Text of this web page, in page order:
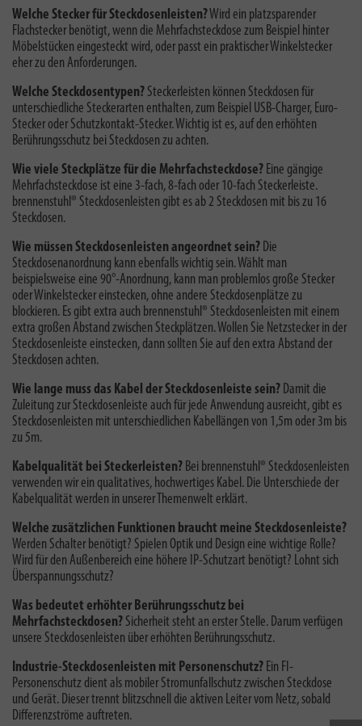
Welche Stecker für Steckdosenleisten?Wird ein platzsparender
Flachstecker benötigt, wenn die Mehrfachsteckdose zum Beispiel hinter
Möbelstücken eingesteckt wird, oder passt ein praktischer Winkelstecker
eher zu den Anforderungen.
Welche Steckdosentypen? Steckerleisten können Steckdosen für
unterschiedliche Steckerarten enthalten, zum Beispiel USB-Charger, Euro-
Stecker oder Schutzkontakt-Stecker. Wichtig ist es, auf den erhöhten
Berührungsschutz bei Steckdosen zu achten.
Wie viele Steckplätze für die Mehrfachsteckdose? Eine gängige
Mehrfachsteckdose ist eine 3-fach, 8-fach oder 10-fach Steckerleiste.
brennenstuhl® Steckdosenleisten gibt es ab 2 Steckdosen mit bis zu 16
Steckdosen.
Wie müssen Steckdosenleisten angeordnet sein? Die
Steckdosenanordnung kann ebenfalls wichtig sein. Wählt man
beispielsweise eine 90°-Anordnung, kann man problemlos große Stecker
oder Winkelstecker einstecken, ohne andere Steckdosenplätze zu
blockieren. Es gibt extra auch brennenstuhl® Steckdosenleisten mit einem
extra großen Abstand zwischen Steckplätzen. Wollen Sie Netzstecker in der
Steckdosenleiste einstecken, dann sollten Sie auf den extra Abstand der
Steckdosen achten.
Wie lange muss das Kabel der Steckdosenleiste sein? Damit die
Zuleitung zur Steckdosenleiste auch für jede Anwendung ausreicht, gibt es
Steckdosenleisten mit unterschiedlichen Kabellängen von 1,5m oder 3m bis
zu 5m.
Kabelqualität bei Steckerleisten? Bei brennenstuhl® Steckdosenleisten
verwenden wir ein qualitatives, hochwertiges Kabel. Die Unterschiede der
Kabelqualität werden in unserer Themenwelt erklärt.
Welche zusätzlichen Funktionen braucht meine Steckdosenleiste?
Werden Schalter benötigt? Spielen Optik und Design eine wichtige Rolle?
Wird für den Außenbereich eine höhere IP-Schutzart benötigt? Lohnt sich
Überspannungsschutz?
Was bedeutet erhöhter Berührungsschutz bei
Mehrfachsteckdosen? Sicherheit steht an erster Stelle. Darum verfügen
unsere Steckdosenleisten über erhöhten Berührungsschutz.
Industrie-Steckdosenleisten mit Personenschutz? Ein FI-
Personenschutz dient als mobiler Stromunfallschutz zwischen Steckdose
und Gerät. Dieser trennt blitzschnell die aktiven Leiter vom Netz, sobald
Differenzströme auftreten.